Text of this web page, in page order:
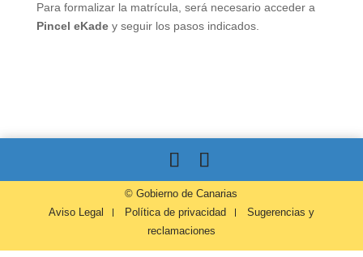
Para formalizar la matrícula, será necesario acceder a
Pincel eKadey seguir los pasos indicados.
© Gobierno de Canarias
Aviso Legal
Política de privacidad
Sugerencias y
reclamaciones